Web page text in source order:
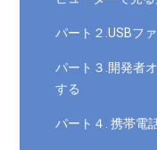
パート２.USBフ
パート３.開発者
する
パート４. 携帯電